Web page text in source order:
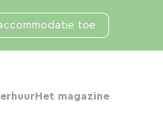
Het magazine
toe